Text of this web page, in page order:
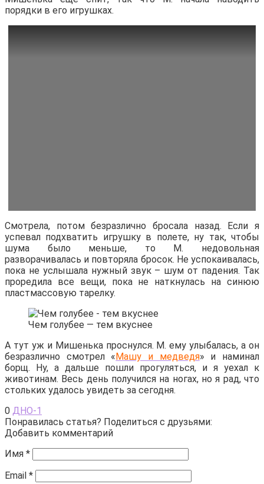
порядки в его игрушках.
Смотрела, потом безразлично бросала назад. Если я
успевал подхватить игрушку в полете, ну так, чтобы
шума было меньше, то М. недовольная
разворачивалась и повторяла бросок. Не успокаивалась,
пока не услышала нужный звук – шум от падения. Так
проредила все вещи, пока не наткнулась на синюю
пластмассовую тарелку.
Чем голубее — тем вкуснее
А тут уж и Мишенька проснулся. М. ему улыбалась, а он
безразлично смотрел «Машу и медведя» и наминал
борщ. Ну, а дальше пошли прогуляться, и я уехал к
животинам. Весь день получился на ногах, но я рад, что
стольких удалось увидеть за сегодня.
0 ДНО-1
Понравилась статья? Поделиться с друзьями:
Добавить комментарий
Имя *
Email *